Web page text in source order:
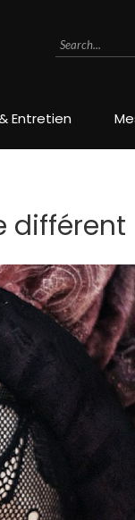
Entretien
différent